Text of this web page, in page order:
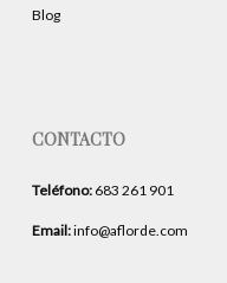
Blog
CONTACTO
Teléfono:683 261 901
Email:info@aflorde.com